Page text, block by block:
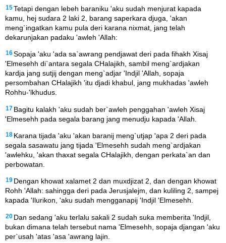
15Tetapi dengan lebeh baraniku 'aku sudah menjurat kapada
kamu, hej sudara 2 laki 2, barang saperkara djuga, 'akan
meng`ingatkan kamu pula deri karana nixmat, jang telah
dekarunjakan padaku 'awleh 'Allah:
16Sopaja 'aku 'ada sa`awrang pendjawat deri pada fihakh Xisaj
'Elmesehh di`antara segala CHalajikh, sambil meng`ardjakan
kardja jang sutjij dengan meng`adjar 'Indjil 'Allah, sopaja
persombahan CHalajikh 'itu djadi khabul, jang mukhadas 'awleh
Rohhu-'lkhudus.
17 Bagitu kalakh 'aku sudah ber`awleh penggahan 'awleh Xisaj
'Elmesehh pada segala barang jang menudju kapada 'Allah.
18 Karana tijada 'aku 'akan baranij meng`utjap 'apa 2 deri pada
segala sasawatu jang tijada 'Elmesehh sudah meng`ardjakan
'awlehku, 'akan thaxat segala CHalajikh, dengan perkata`an dan
perbowatan.
19 Dengan khowat xalamet 2 dan muxdjizat 2, dan dengan khowat
Rohh 'Allah: sahingga deri pada Jerusjalejm, dan kuliling 2, sampej
kapada 'Ilurikon, 'aku sudah mengganapij 'Indjil 'Elmesehh.
20 Dan sedang 'aku terlalu sakali 2 sudah suka memberita 'Indjil,
bukan dimana telah tersebut nama 'Elmesehh, sopaja djangan 'aku
per`usah 'atas 'asa 'awrang lajin.